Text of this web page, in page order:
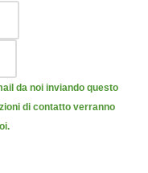
da noi inviando questo
di contatto verranno